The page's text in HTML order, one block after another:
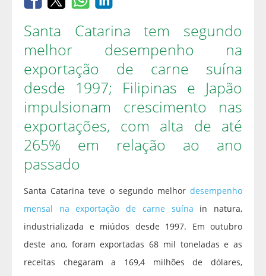
Santa Catarina tem segundo
melhor desempenho na
exportação de carne suína
desde 1997; Filipinas e Japão
impulsionam crescimento nas
exportações, com alta de até
265% em relação ao ano
passado
Santa Catarina teve o segundo melhor desempenho
mensal na exportação de carne suína in natura,
industrializada e miúdos desde 1997. Em outubro
deste ano, foram exportadas 68 mil toneladas e as
receitas chegaram a 169,4 milhões de dólares,